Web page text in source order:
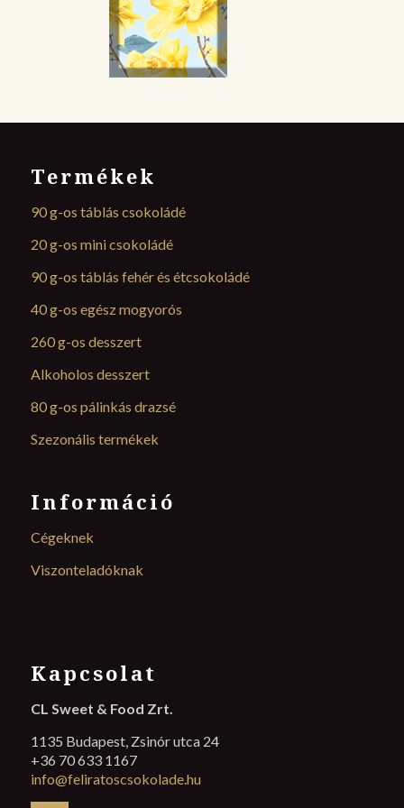
Termékek
90 g-os táblás csokoládé
20 g-os mini csokoládé
90 g-os táblás fehér és étcsokoládé
40 g-os egész mogyorós
260 g-os desszert
Alkoholos desszert
80 g-os pálinkás drazsé
Szezonális termékek
Információ
Cégeknek
Viszonteladóknak
Kapcsolat
CL Sweet & Food Zrt.
1135 Budapest, Zsinór utca 24
+36 70 633 1167
info@feliratoscsokolade.hu